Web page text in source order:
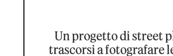
Un progetto di street
trascorsi a fotografare